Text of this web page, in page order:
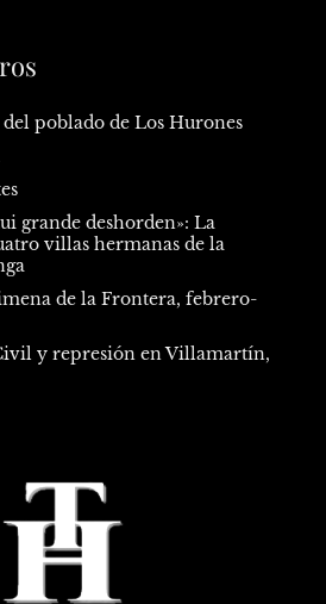
poblado de Los Hurones
grande deshorden»: La
villas hermanas de la
de la Frontera, febrero-
y represión en Villamartín,